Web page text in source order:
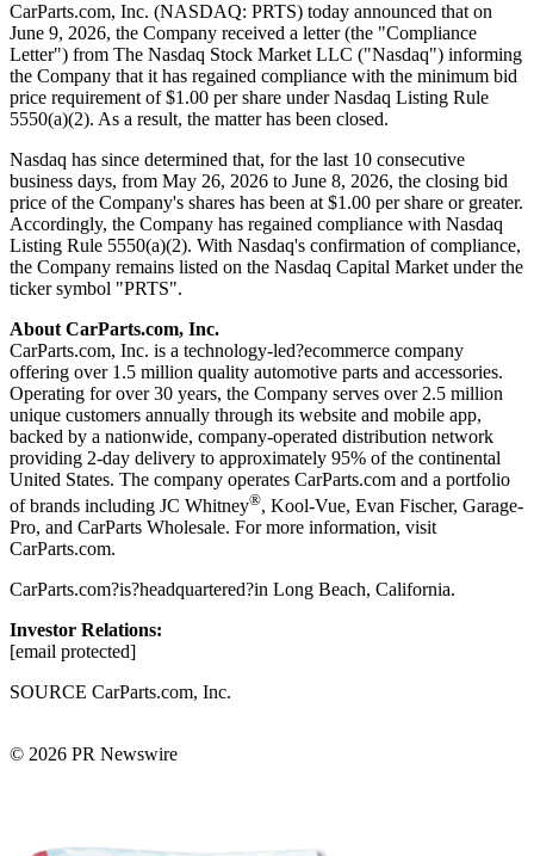
CarParts.com, Inc. (NASDAQ: PRTS) today announced that on
June 9, 2026, the Company received a letter (the "Compliance
Letter") from The Nasdaq Stock Market LLC ("Nasdaq") informing
the Company that it has regained compliance with the minimum bid
price requirement of $1.00 per share under Nasdaq Listing Rule
5550(a)(2). As a result, the matter has been closed.
Nasdaq has since determined that, for the last 10 consecutive
business days, from May 26, 2026 to June 8, 2026, the closing bid
price of the Company's shares has been at $1.00 per share or greater.
Accordingly, the Company has regained compliance with Nasdaq
Listing Rule 5550(a)(2). With Nasdaq's confirmation of compliance,
the Company remains listed on the Nasdaq Capital Market under the
ticker symbol "PRTS".
About CarParts.com, Inc.
CarParts.com, Inc. is a technology-led?ecommerce company
offering over 1.5 million quality automotive parts and accessories.
Operating for over 30 years, the Company serves over 2.5 million
unique customers annually through its website and mobile app,
backed by a nationwide, company-operated distribution network
providing 2-day delivery to approximately 95% of the continental
United States. The company operates CarParts.com and a portfolio
of brands including JC Whitney®, Kool-Vue, Evan Fischer, Garage-
Pro, and CarParts Wholesale. For more information, visit
CarParts.com.
CarParts.com?is?headquartered?in Long Beach, California.
Investor Relations:
[email protected]
SOURCE CarParts.com, Inc.
© 2026 PR Newswire